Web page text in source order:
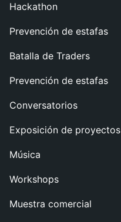
Hackathon
Prevención de estafas
Batalla de Traders
Prevención de estafas
Conversatorios
Exposición de proyectos
Música
Workshops
Muestra comercial